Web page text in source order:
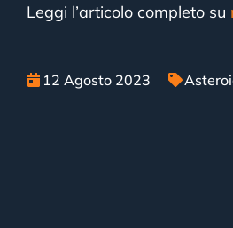
Leggi l’articolo completo su
12 Agosto 2023